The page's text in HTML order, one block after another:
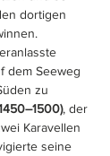
dortigen
dem Seeweg
zu
, der
Karavellen
seine